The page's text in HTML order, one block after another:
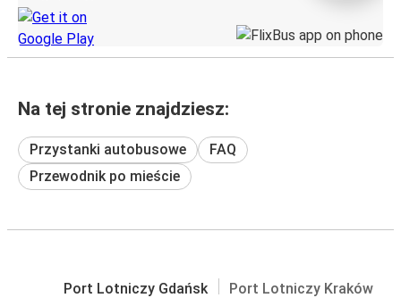
Na tej stronie znajdziesz:
Przystanki autobusowe
FAQ
Przewodnik po mieście
Port Lotniczy Gdańsk Port Lotniczy Kraków